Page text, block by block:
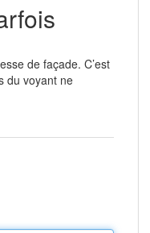
de façade. C’est
du voyant ne